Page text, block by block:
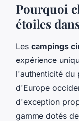
Pourquoi
étoiles
Les campings
expérience
l'authenticité du
d'Europe
d'exception
gamme dotés